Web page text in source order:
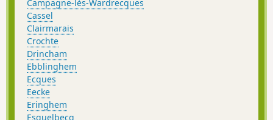
Campagne-lès-Wardrecques
Cassel
Clairmarais
Crochte
Drincham
Ebblinghem
Ecques
Eecke
Eringhem
Esquelbecq